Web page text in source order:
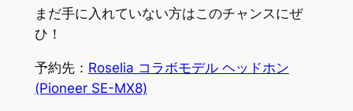
まだ手に入れていない方はこのチャンスにぜ
ひ！
予約先： Roselia コラボモデル ヘッドホン
(Pioneer SE-MX8)